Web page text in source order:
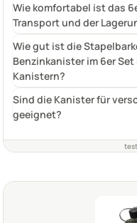
Wie komfortabel ist das
Transport und der
Wie gut ist die
Benzinkanister im 6er
Kanistern?
Sind die Kanister für
geeignet?